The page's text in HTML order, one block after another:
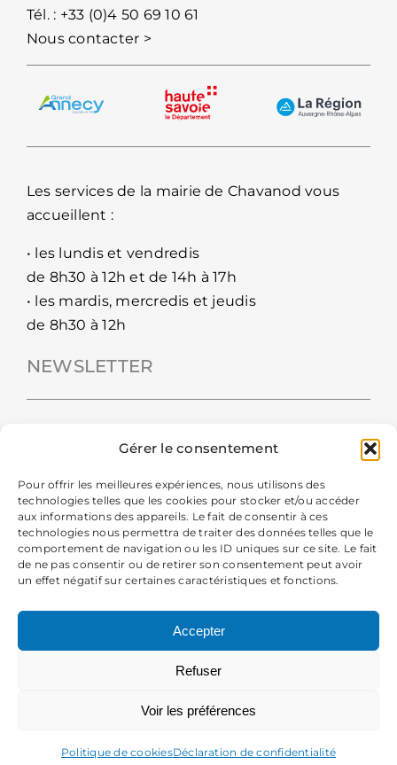
Gérer le consentement
Pour offrir les meilleures expériences, nous utilisons des
technologies telles que les cookies pour stocker et/ou accéder
aux informations des appareils. Le fait de consentir à ces
technologies nous permettra de traiter des données telles que le
comportement de navigation ou les ID uniques sur ce site. Le fait
de ne pas consentir ou de retirer son consentement peut avoir
un effet négatif sur certaines caractéristiques et fonctions.
Accepter
Refuser
Voir les préférences
Politique de cookiesDéclaration de confidentialité
Tél. : +33 (0)4 50 69 10 61
Nous contacter >
Les services de la mairie de Chavanod vous
accueillent :
• les lundis et vendredis
de 8h30 à 12h et de 14h à 17h
• les mardis, mercredis et jeudis
de 8h30 à 12h
NEWSLETTER
Vous pourrez vous désabonner à tout moment. Pour plus
d’information, consultez lesinformations légales.
Création & Développement